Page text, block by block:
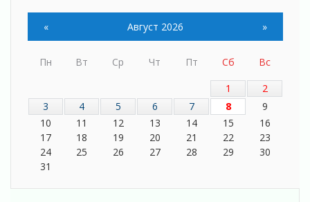
Марафон обновлений
05 августа 2026
Добровольцы огненного фронта
05 августа 2026
Лучшая из лучших
05 августа 2026
Пульс региона
05 августа 2026
ведомства и муниципалитета»
« Август 2026 »
Пн Вт Ср Чт Пт Сб
Вс
1
2
3
4 5 6 7 8
9
10
11 12 13 14 15
16
17
18 19 20 21 22
23
24
25 26 27 28 29
30
31